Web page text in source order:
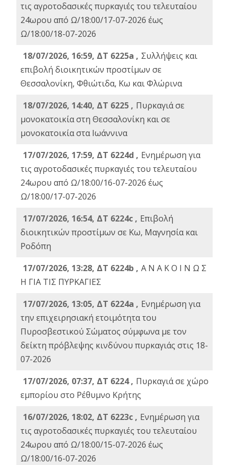
τις αγροτοδασικές πυρκαγιές του τελευταίου
24ωρου από Ω/18:00/17-07-2026 έως
Ω/18:00/18-07-2026
18/07/2026, 16:59, ΔT 6225a , Συλλήψεις και
επιβολή διοικητικών προστίμων σε
Θεσσαλονίκη, Φθιώτιδα, Κω και Φλώρινα
18/07/2026, 14:40, ΔΤ 6225 , Πυρκαγιά σε
μονοκατοικία στη Θεσσαλονίκη και σε
μονοκατοικία στα Ιωάννινα
17/07/2026, 17:59, ΔΤ 6224d , Ενημέρωση για
τις αγροτοδασικές πυρκαγιές του τελευταίου
24ωρου από Ω/18:00/16-07-2026 έως
Ω/18:00/17-07-2026
17/07/2026, 16:54, ΔΤ 6224c , Επιβολή
διοικητικών προστίμων σε Κω, Μαγνησία και
Ροδόπη
17/07/2026, 13:28, ΔΤ 6224b , Α Ν Α Κ Ο Ι Ν Ω Σ
Η ΓΙΑ ΤΙΣ ΠΥΡΚΑΓΙΕΣ
17/07/2026, 13:05, ΔΤ 6224a , Ενημέρωση για
την επιχειρησιακή ετοιμότητα του
Πυροσβεστικού Σώματος σύμφωνα με τον
δείκτη πρόβλεψης κινδύνου πυρκαγιάς στις 18-
07-2026
17/07/2026, 07:37, ΔΤ 6224 , Πυρκαγιά σε χώρο
εμπορίου στο Ρέθυμνο Κρήτης
16/07/2026, 18:02, ΔΤ 6223c , Ενημέρωση για
τις αγροτοδασικές πυρκαγιές του τελευταίου
24ωρου από Ω/18:00/15-07-2026 έως
Ω/18:00/16-07-2026